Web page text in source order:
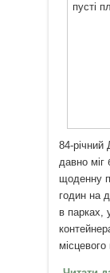
84-
давно міг
щоденну
годин на
в парках,